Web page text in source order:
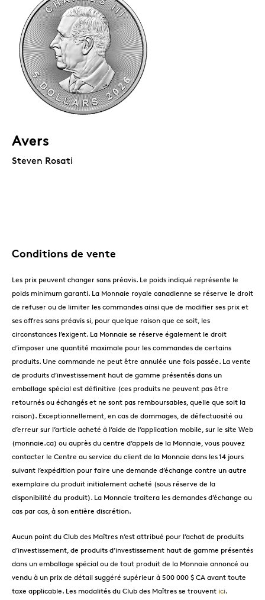
Avers
Steven Rosati
Conditions de vente
Les prix peuvent changer sans préavis. Le poids indiqué représente le
poids minimum garanti. La Monnaie royale canadienne se réserve le droit
de refuser ou de limiter les commandes ainsi que de modifier ses prix et
ses offres sans préavis si, pour quelque raison que ce soit, les
circonstances l’exigent. La Monnaie se réserve également le droit
d’imposer une quantité maximale pour les commandes de certains
produits. Une commande ne peut être annulée une fois passée. La vente
de produits d’investissement haut de gamme présentés dans un
emballage spécial est définitive (ces produits ne peuvent pas être
retournés ou échangés et ne sont pas remboursables, quelle que soit la
raison). Exceptionnellement, en cas de dommages, de défectuosité ou
d’erreur sur l’article acheté à l’aide de l’application mobile, sur le site Web
(monnaie.ca) ou auprès du centre d’appels de la Monnaie, vous pouvez
contacter le Centre au service du client de la Monnaie dans les 14 jours
suivant l’expédition pour faire une demande d’échange contre un autre
exemplaire du produit initialement acheté (sous réserve de la
disponibilité du produit). La Monnaie traitera les demandes d’échange au
cas par cas, à son entière discrétion.
Aucun point du Club des Maîtres n’est attribué pour l’achat de produits
d’investissement, de produits d’investissement haut de gamme présentés
dans un emballage spécial ou de tout produit de la Monnaie annoncé ou
vendu à un prix de détail suggéré supérieur à 500 000 $ CA avant toute
taxe applicable. Les modalités du Club des Maîtres se trouvent ici.